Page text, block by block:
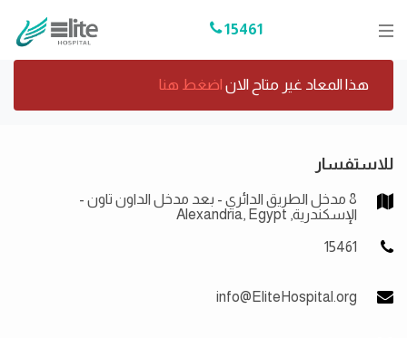
15461
هذا المعاد غير متاح الان اضغط هنا
للاستفسار
8 مدخل الطريق الدائري - بعد مدخل الداون تاون -
الإسكندرية, Alexandria, Egypt
15461
info@EliteHospital.org